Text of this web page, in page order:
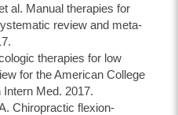
al. Manual therapies for
review and meta-
therapies for low
for the American College
Med. 2017.
Chiropractic flexion-